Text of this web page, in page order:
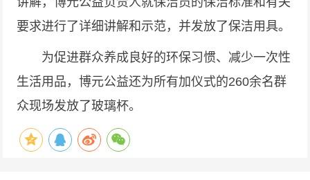
要求进行了详细讲解和示范，并发放了保洁用具。
为促进群众养成良好的环保习惯、减少一次性
生活用品，博元公益还为所有加仪式的260余名群
众现场发放了玻璃杯。